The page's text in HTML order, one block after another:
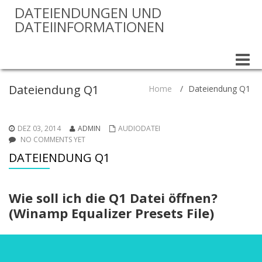
DATEIENDUNGEN UND
DATEIINFORMATIONEN
Toggle
Dateiendung Q1 Home / Dateiendung Q1
DEZ 03, 2014 ADMIN
AUDIODATEI
NO COMMENTS YET
DATEIENDUNG Q1
Wie soll ich die Q1 Datei öffnen?
(Winamp Equalizer Presets File)